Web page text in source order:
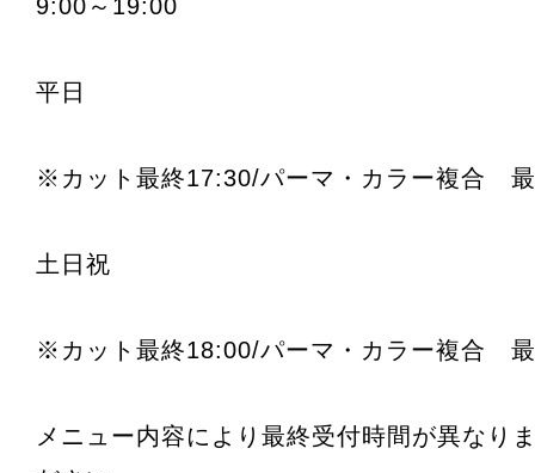
9:00～19:00
平日
※カット最終17:30/パーマ・カラー複合
土日祝
※カット最終18:00/パーマ・カラー複合
メニュー内容により最終受付時間が異なり